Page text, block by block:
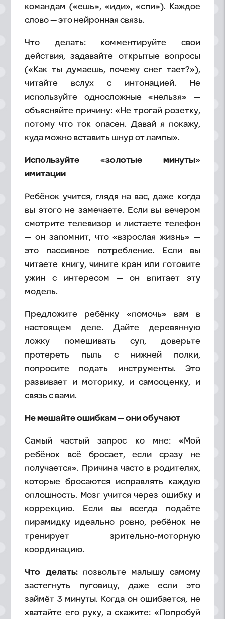
командам («ешь», «иди», «спи»). Каждое
слово — это нейронная связь.
Что делать: комментируйте свои
действия, задавайте открытые вопросы
(«Как ты думаешь, почему снег тает?»),
читайте вслух с интонацией. Не
используйте односложные «нельзя» —
объясняйте причину: «Не трогай розетку,
потому что ток опасен. Давай я покажу,
куда можно вставить шнур от лампы».
Используйте «золотые минуты»
имитации
Ребёнок учится, глядя на вас, даже когда
вы этого не замечаете. Если вы вечером
смотрите телевизор и листаете телефон
— он запомнит, что «взрослая жизнь» —
это пассивное потребление. Если вы
читаете книгу, чините кран или готовите
ужин с интересом — он впитает эту
модель.
Предложите ребёнку «помочь» вам в
настоящем деле. Дайте деревянную
ложку помешивать суп, доверьте
протереть пыль с нижней полки,
попросите подать инструменты. Это
развивает и моторику, и самооценку, и
связь с вами.
Не мешайте ошибкам — они обучают
Самый частый запрос ко мне: «Мой
ребёнок всё бросает, если сразу не
получается». Причина часто в родителях,
которые бросаются исправлять каждую
оплошность. Мозг учится через ошибку и
коррекцию. Если вы всегда подаёте
пирамидку идеально ровно, ребёнок не
тренирует зрительно-моторную
координацию.
Что делать:позвольте малышу самому
застегнуть пуговицу, даже если это
займёт 3 минуты. Когда он ошибается, не
хватайте его руку, а скажите: «Попробуй